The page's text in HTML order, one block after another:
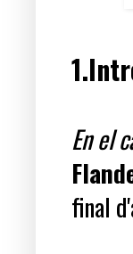
En el
final